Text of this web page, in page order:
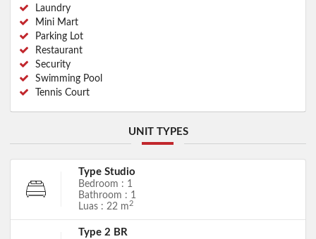
Laundry
Mini Mart
Parking Lot
Restaurant
Security
Swimming Pool
Tennis Court
UNIT TYPES
Type Studio
Bedroom : 1
Bathroom : 1
Luas : 22 m2
Type 2 BR